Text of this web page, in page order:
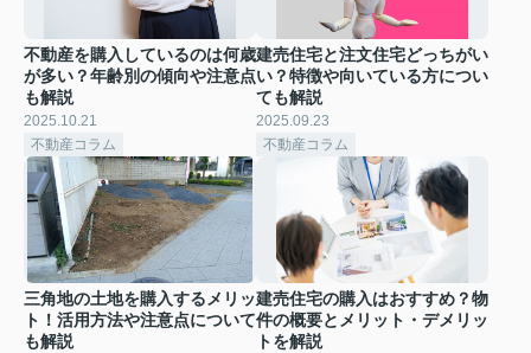
不動産を購入しているのは何歳
が多い？年齢別の傾向や注意点
も解説
2025.10.21
不動産コラム
建売住宅と注文住宅どっちがい
い？特徴や向いている方につい
ても解説
2025.09.23
不動産コラム
三角地の土地を購入するメリッ
ト！活用方法や注意点について
も解説
建売住宅の購入はおすすめ？物
件の概要とメリット・デメリッ
トを解説